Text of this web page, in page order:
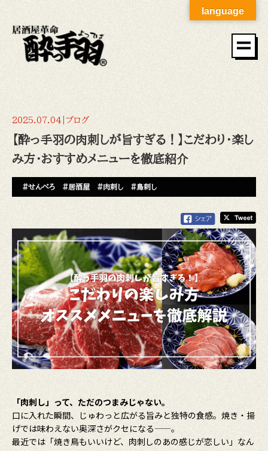
2025.07.04 ブログ
【酔っ手羽の肉刺しが旨すぎる！】こだわり・楽し
み方・おすすめメニューを徹底紹介
#せんべろ #居酒屋 #肉刺し #鳥刺し
「肉刺し」って、ただのつまみじゃない。
口に入れた瞬間、じゅわっと広がる旨みと独特の食感。焼き・揚
げでは味わえない奥深さがクセになる——。
最近では「焼き鳥もいいけど、肉刺しのあの感じが恋しい」なん
language